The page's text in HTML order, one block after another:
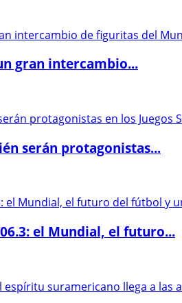
gran intercambio...
serán protagonistas...
el Mundial, el futuro...